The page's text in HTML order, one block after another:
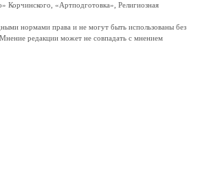
«Артподготовка», Религиозная
нормами права и не могут быть использованы без
редакции может не совпадать с мнением